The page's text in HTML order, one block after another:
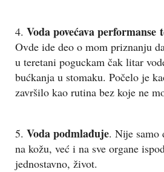
4. Voda povećava performanse
Ovde ide deo o mom priznanju
u teretani poguckam čak litar
bućkanja u stomaku. Počelo je
završilo kao rutina bez koje ne
5. Voda podmlađuje. Nije samo
na kožu, već i na sve organe
jednostavno, život.